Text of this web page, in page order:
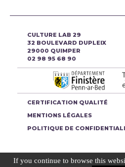
CULTURE LAB 29
32 BOULEVARD DUPLEIX
29000 QUIMPER
02 98 95 68 90
CERTIFICATION QUALITÉ
MENTIONS LÉGALES
POLITIQUE DE
If you continue to browse this